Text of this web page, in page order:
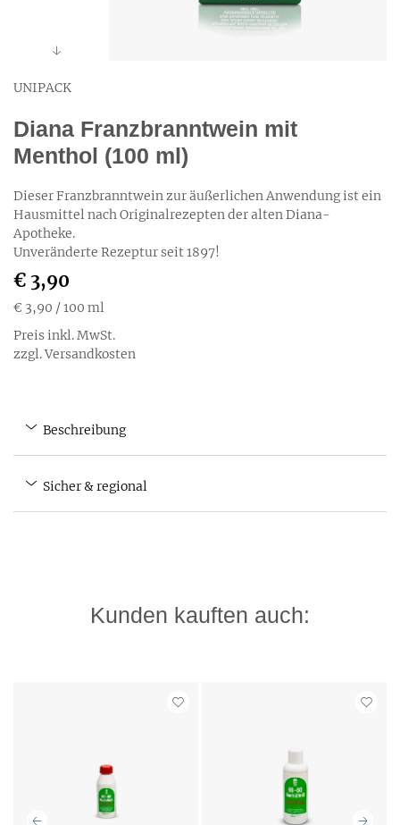
UNIPACK
Diana Franzbranntwein mit
Menthol (100 ml)
Dieser Franzbranntwein zur äußerlichen Anwendung ist ein
Hausmittel nach Originalrezepten der alten Diana-
Apotheke.
Unveränderte Rezeptur seit 1897!
€ 3,90
€ 3,90 / 100 ml
Preis inkl. MwSt.
zzgl. Versandkosten
Beschreibung
Sicher & regional
Kunden kauften auch: